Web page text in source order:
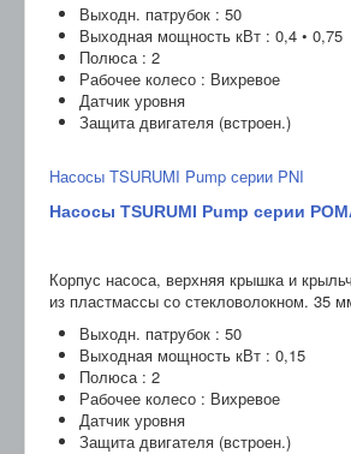
Выходн. патрубок : 50
Выходная мощность кВт : 0,4 • 0,75
Полюса : 2
Рабочее колесо : Вихревое
Датчик уровня
Защита двигателя (встроен.)
Насосы TSURUMI Pump серии PNI
Насосы TSURUMI Pump серии
Корпус насоса, верхняя крышка и
из пластмассы со стекловолокном. 35
Выходн. патрубок : 50
Выходная мощность кВт : 0,15
Полюса : 2
Рабочее колесо : Вихревое
Датчик уровня
Защита двигателя (встроен.)